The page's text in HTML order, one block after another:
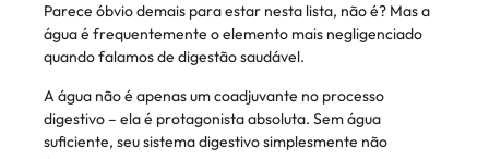
Parece óbvio demais para estar nesta lista, não é? Mas a
água é frequentemente o elemento mais negligenciado
quando falamos de digestão saudável.
A água não é apenas um coadjuvante no processo
digestivo – ela é protagonista absoluta. Sem água
suficiente, seu sistema digestivo simplesmente não